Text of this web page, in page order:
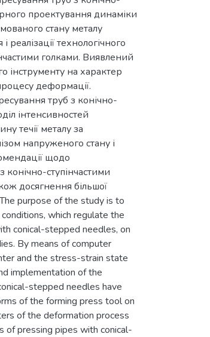
проектування динаміки
стану металу
технологічного
голками. Виявлений
на характер
деформації.
труб з конічно-
інтенсивностей
течії металу за
напруженого стану і
щодо
конічно-ступінчастими
досягнення більшої
purpose of the study is to
which regulate the
conical-stepped needles, on
By means of computer
and the stress-strain state
implementation of the
stepped needles have
of the forming press tool on
of the deformation process
of pressing pipes with conical-